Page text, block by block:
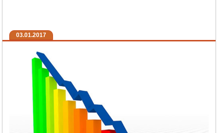
03.01.2017